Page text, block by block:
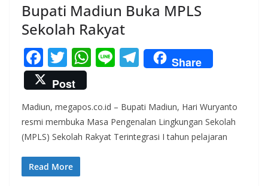
Bupati Madiun Buka MPLS
Sekolah Rakyat
F
ac
e
b
o
o
k
T
w
itt
er
W
s
A
Li T
el
gr
a
Share
Post
Madiun, megapos.co.id – Bupati Madiun, Hari Wuryanto
resmi membuka Masa Pengenalan Lingkungan Sekolah
(MPLS) Sekolah Rakyat Terintegrasi I tahun pelajaran
Read More